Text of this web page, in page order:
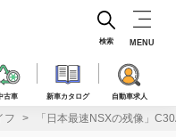
古車 新車カタログ 自動車求人
検索 MENU
フ 「日本最速NSXの残像」